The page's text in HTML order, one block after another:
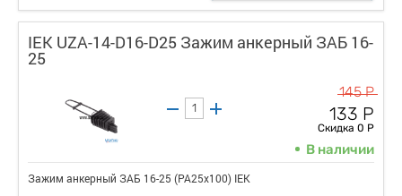
IEK UZA-14-D16-D25 Зажим анкерный ЗАБ 16-
25
145 Р
133 Р
Скидка 0 Р
В наличии
Зажим анкерный ЗАБ 16-25 (PA25x100) IEK